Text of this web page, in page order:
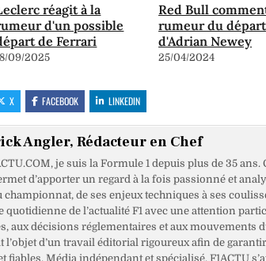
réagit à la
d'un possible
de Ferrari
09/2025
Red Bull
rumeur du départ
d'Adrian Newey
25/04/2024
X FACEBOOK LINKEDIN
Angler, Rédacteur en Chef
je suis la Formule 1 depuis plus de 35 ans.
d’apporter un regard à la fois passionné et
championnat, de ses enjeux techniques à ses
quotidienne de l’actualité F1 avec une attention
aux décisions réglementaires et aux mouvements
d’un travail éditorial rigoureux afin de
Média indépendant et spécialisé, F1ACTU